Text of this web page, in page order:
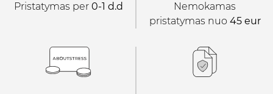
Pristatymas per 0-1 d.d
Nemokamas
pristatymas nuo 45 eur